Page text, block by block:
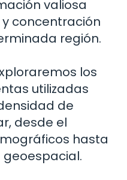
valiosa
concentración
región.
los
utilizadas
de
desde el
hasta